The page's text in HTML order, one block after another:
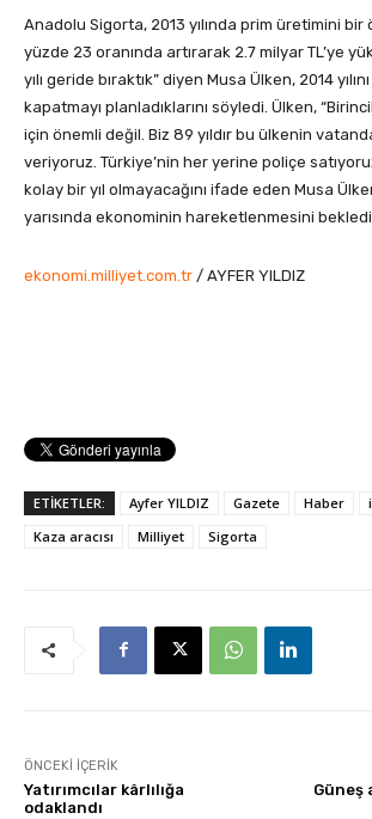
Anadolu Sigorta, 2013 yılında prim üretimini bir
yüzde 23 oranında artırarak 2.7 milyar TL’ye
yılı geride bıraktık” diyen Musa Ülken, 2014
kapatmayı planladıklarını söyledi. Ülken,
için önemli değil. Biz 89 yıldır bu ülkenin
veriyoruz. Türkiye’nin her yerine poliçe
kolay bir yıl olmayacağını ifade eden Musa
yarısında ekonominin hareketlenmesini
ekonomi.milliyet.com.tr / AYFER YILDIZ
ETİKETLER: Ayfer YILDIZ Gazete Haber
Kaza aracısı
Milliyet Sigorta
ÖNCEKI İÇERIK
Yatırımcılar kârlılığa
odaklandı
Güneş